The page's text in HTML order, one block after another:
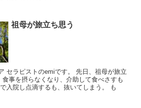
祖母が旅立ち思う
セラピストのemiです。 先日、祖母が旅立
事を摂らなくなり、介助して食べさすも
入院し点滴するも、抜いてしまう。 も